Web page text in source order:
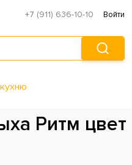
+7 (911) 636-10-10 Войти
Ритм цвет